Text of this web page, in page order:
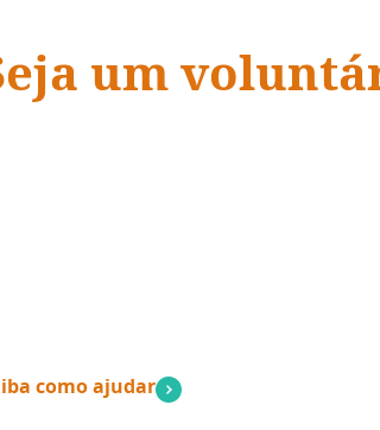
um
como ajudar